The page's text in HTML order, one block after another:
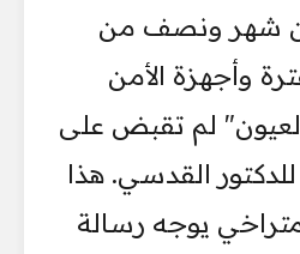
شهر ونصف من
وأجهزة الأمن
العيون" لم تقبض على
القدسي. هذا
يوجه رسالة